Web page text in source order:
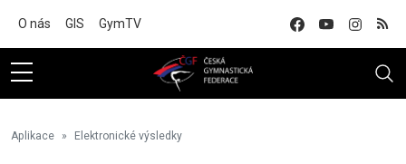
O nás GIS GymTV
Aplikace Elektronické výsledky